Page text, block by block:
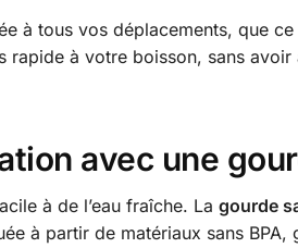
à tous vos déplacements, que
à votre boisson, sans
avec une
à de l’eau fraîche. La gourde
à partir de matériaux sans BPA,